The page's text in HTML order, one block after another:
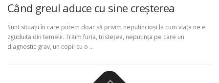
Când greul aduce cu sine creșterea
Sunt situații în care putem doar să privim neputincioși la cum viața ne e
zguduită din temelii. Trăim furia, tristețea, neputința pe care un
diagnostic grav, un copil cu o …